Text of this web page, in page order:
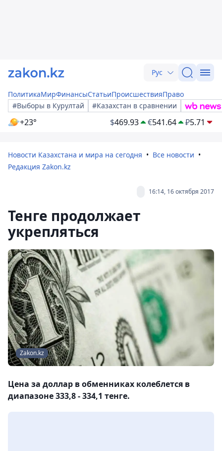
Рус
ПолитикаМирФинансыСтатьиПроисшествияПраво
#Выборы в Курултай
#Казахстан в сравнении
+23° $469.93 €541.64 ₽5.71
Новости Казахстана и мира на сегодня
Все новости
Редакция Zakon.kz
16:14, 16 октября 2017
Тенге продолжает
укрепляться
Zakon.kz
Цена за доллар в обменниках колеблется в
диапазоне 333,8 - 334,1 тенге.